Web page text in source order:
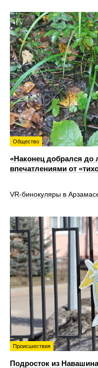
Общество
«Наконец добрался до
впечатлениями от
VR‑бинокуляры в
Происшествия
Подросток из